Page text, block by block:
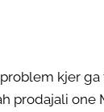
kjer
prodajali one